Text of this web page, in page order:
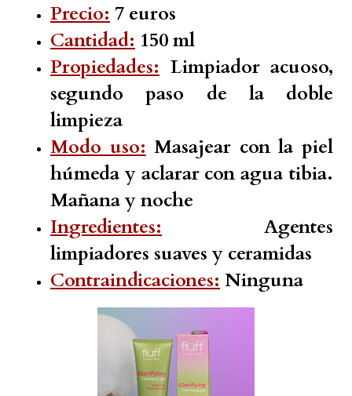
Precio: 7 euros
Cantidad: 150 ml
Propiedades: Limpiador acuoso,
segundo paso de la doble
limpieza
Modo uso: Masajear con la piel
húmeda y aclarar con agua tibia.
Mañana y noche
Ingredientes: Agentes
limpiadores suaves y ceramidas
Contraindicaciones: Ninguna